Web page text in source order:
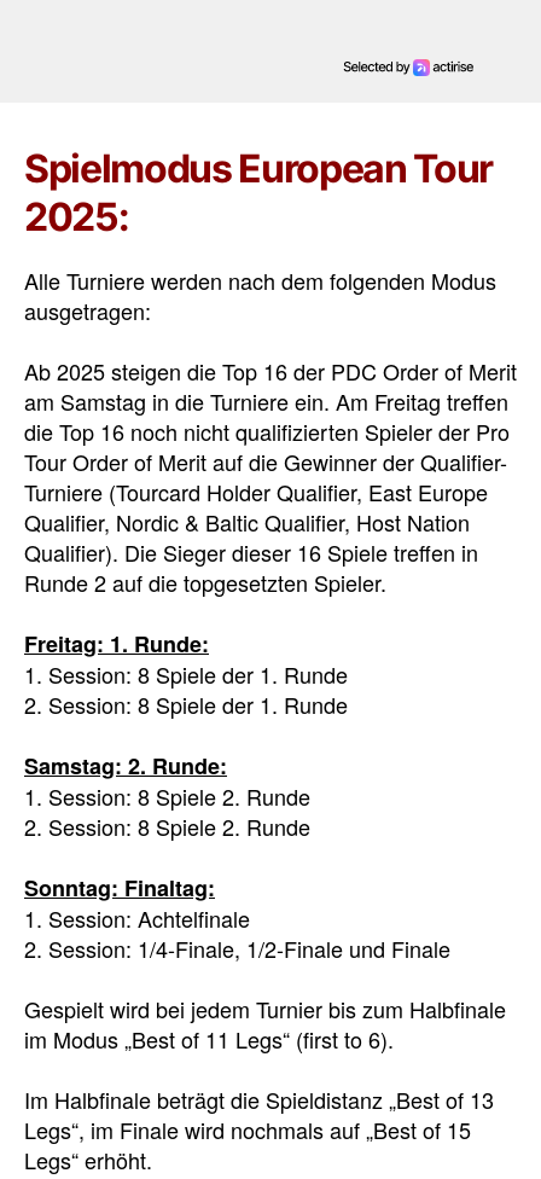
Spielmodus European Tour
2025:
Alle Turniere werden nach dem folgenden Modus
ausgetragen:
Ab 2025 steigen die Top 16 der PDC Order of Merit
am Samstag in die Turniere ein. Am Freitag treffen
die Top 16 noch nicht qualifizierten Spieler der Pro
Tour Order of Merit auf die Gewinner der Qualifier-
Turniere (Tourcard Holder Qualifier, East Europe
Qualifier, Nordic & Baltic Qualifier, Host Nation
Qualifier). Die Sieger dieser 16 Spiele treffen in
Runde 2 auf die topgesetzten Spieler.
Freitag: 1. Runde:
1. Session: 8 Spiele der 1. Runde
2. Session: 8 Spiele der 1. Runde
Samstag: 2. Runde:
1. Session: 8 Spiele 2. Runde
2. Session: 8 Spiele 2. Runde
Sonntag: Finaltag:
1. Session: Achtelfinale
2. Session: 1/4-Finale, 1/2-Finale und Finale
Gespielt wird bei jedem Turnier bis zum Halbfinale
im Modus „Best of 11 Legs“ (first to 6).
Im Halbfinale beträgt die Spieldistanz „Best of 13
Legs“, im Finale wird nochmals auf „Best of 15
Legs“ erhöht.